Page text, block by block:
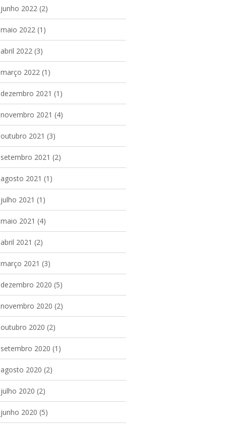
junho 2022(2)
maio 2022(1)
abril 2022(3)
março 2022(1)
dezembro 2021 (1)
novembro 2021 (4)
outubro 2021 (3)
setembro 2021 (2)
agosto 2021 (1)
julho 2021 (1)
maio 2021 (4)
abril 2021 (2)
março 2021 (3)
dezembro 2020 (5)
novembro 2020 (2)
outubro 2020 (2)
setembro 2020 (1)
agosto 2020 (2)
julho 2020 (2)
junho 2020 (5)